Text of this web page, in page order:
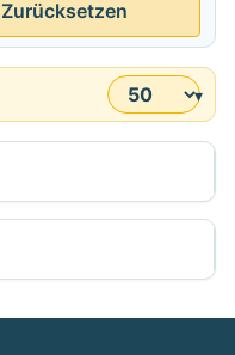
Zurücksetzen